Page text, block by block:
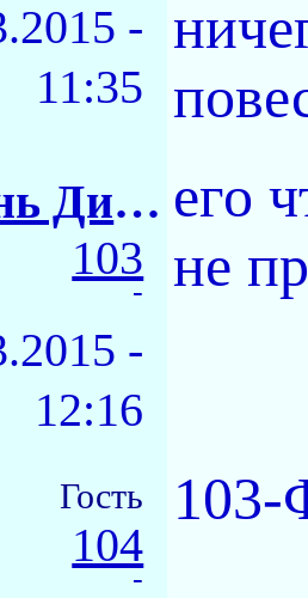
-
11:35
Фея Динь Динь
103
-
-
12:16
его
не
Гость
104
-
103-